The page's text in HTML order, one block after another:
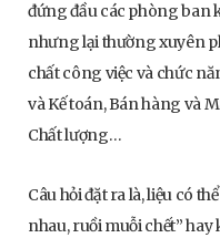
đứng đầu các phòng ban
nhưng lại thường xuyên
chất công việc và chức
và Kế toán, Bán hàng và
Chất lượng…
Câu hỏi đặt ra là, liệu có
nhau, ruồi muỗi chết” hay